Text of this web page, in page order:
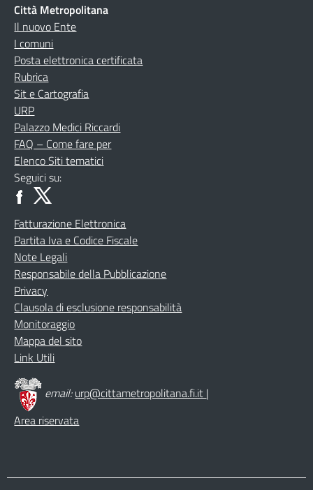
Città Metropolitana
Il nuovo Ente
I comuni
Posta elettronica certificata
Rubrica
Sit e Cartografia
URP
Palazzo Medici Riccardi
FAQ – Come fare per
Elenco Siti tematici
Seguici su:
Fatturazione Elettronica
Partita Iva e Codice Fiscale
Note Legali
Responsabile della Pubblicazione
Privacy
Clausola di esclusione responsabilità
Monitoraggio
Mappa del sito
Link Utili
email:urp@cittametropolitana.fi.it |
Area riservata